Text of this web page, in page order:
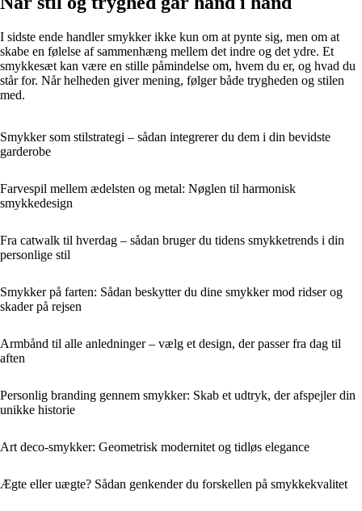
I sidste ende handler smykker ikke kun om at pynte sig, men om at
skabe en følelse af sammenhæng mellem det indre og det ydre. Et
smykkesæt kan være en stille påmindelse om, hvem du er, og hvad du
står for. Når helheden giver mening, følger både trygheden og stilen
med.
Smykker som stilstrategi – sådan integrerer du dem i din bevidste
garderobe
Farvespil mellem ædelsten og metal: Nøglen til harmonisk
smykkedesign
Fra catwalk til hverdag – sådan bruger du tidens smykketrends i din
personlige stil
Smykker på farten: Sådan beskytter du dine smykker mod ridser og
skader på rejsen
Armbånd til alle anledninger – vælg et design, der passer fra dag til
aften
Personlig branding gennem smykker: Skab et udtryk, der afspejler din
unikke historie
Art deco-smykker: Geometrisk modernitet og tidløs elegance
Ægte eller uægte? Sådan genkender du forskellen på smykkekvalitet